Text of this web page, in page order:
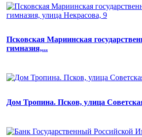
Псковская Мариинская
гимназия,...
Дом Тропина. Псков, улица